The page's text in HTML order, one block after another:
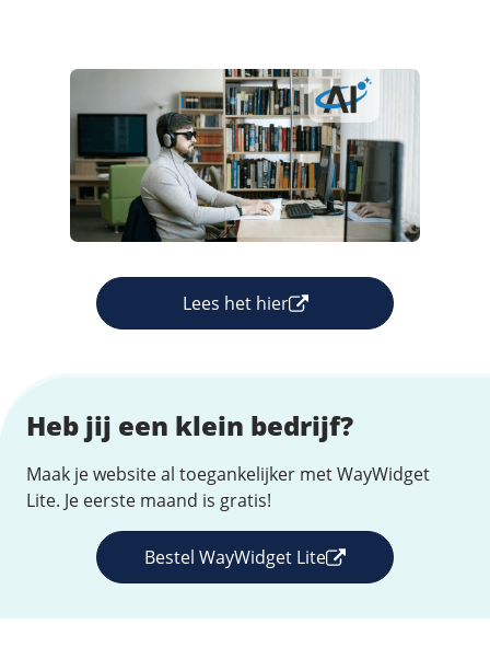
Lees het hier
Heb jij een klein bedrijf?
Maak je website al toegankelijker met WayWidget
Lite. Je eerste maand is gratis!
Bestel WayWidget Lite